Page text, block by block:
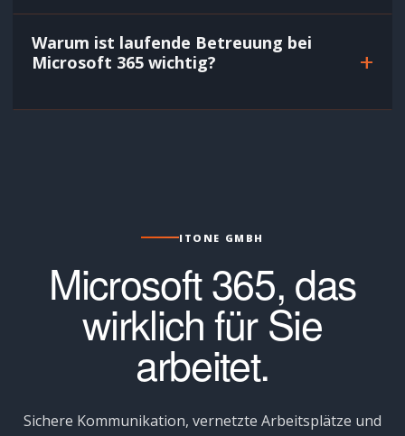
Warum ist laufende Betreuung bei
Microsoft 365 wichtig?
+
ITONE GMBH
Microsoft 365, das
wirklich für Sie
arbeitet.
Sichere Kommunikation, vernetzte Arbeitsplätze und